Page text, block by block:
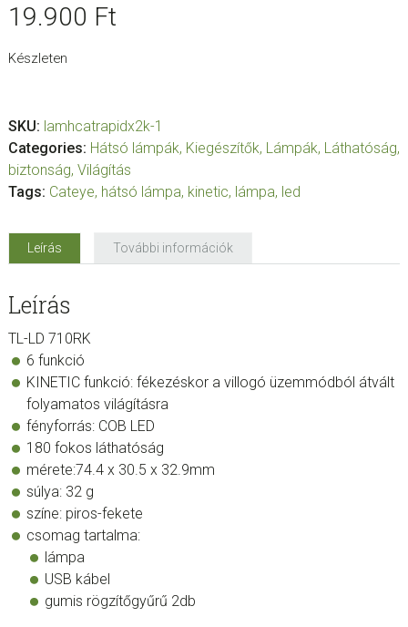
19.900 Ft
Készleten
SKU: lamhcatrapidx2k-1
Categories: Hátsó lámpák, Kiegészítők, Lámpák, Láthatóság,
biztonság, Világítás
Tags: Cateye, hátsó lámpa, kinetic, lámpa, led
Leírás További információk
Leírás
TL-LD 710RK
6 funkció
KINETIC funkció: fékezéskor a villogó üzemmódból átvált
folyamatos világításra
fényforrás: COB LED
180 fokos láthatóság
mérete:74.4 x 30.5 x 32.9mm
súlya: 32 g
színe: piros-fekete
csomag tartalma:
lámpa
USB kábel
gumis rögzítőgyűrű 2db